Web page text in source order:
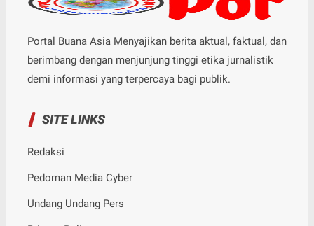
Portal Buana Asia Menyajikan berita aktual, faktual, dan
berimbang dengan menjunjung tinggi etika jurnalistik
demi informasi yang terpercaya bagi publik.
SITE LINKS
Redaksi
Pedoman Media Cyber
Undang Undang Pers